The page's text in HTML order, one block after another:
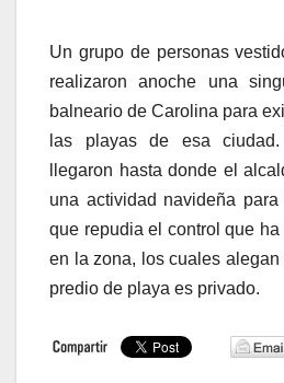
Un grupo de personas
realizaron anoche una
balneario de Carolina para
las playas de esa ciudad.
llegaron hasta donde el
una actividad navideña para
que repudia el control que ha
en la zona, los cuales
predio de playa es privado.